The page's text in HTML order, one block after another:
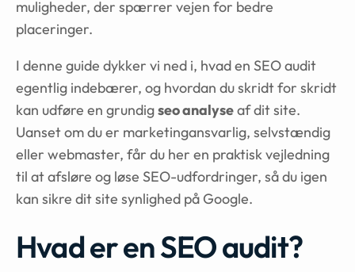
muligheder, der spærrer vejen for bedre
placeringer.
I denne guide dykker vi ned i, hvad en SEO audit
egentlig indebærer, og hvordan du skridt for skridt
kan udføre en grundigseo analyseaf dit site.
Uanset om du er marketingansvarlig, selvstændig
eller webmaster, får du her en praktisk vejledning
til at afsløre og løse SEO-udfordringer, så du igen
kan sikre dit site synlighed på Google.
Hvad er en SEO audit?